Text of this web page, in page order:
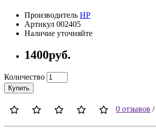
Производитель HP
Артикул 002405
Наличие уточняйте
1400руб.
Количество
Купить
0 отзывов /